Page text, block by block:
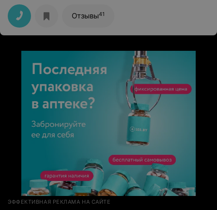
и прекрасное качество обслуживания.Хочется
продолжать лечение в вашей клинике.
Отзывы41
ЭФФЕКТИВНАЯ РЕКЛАМА НА САЙТЕ